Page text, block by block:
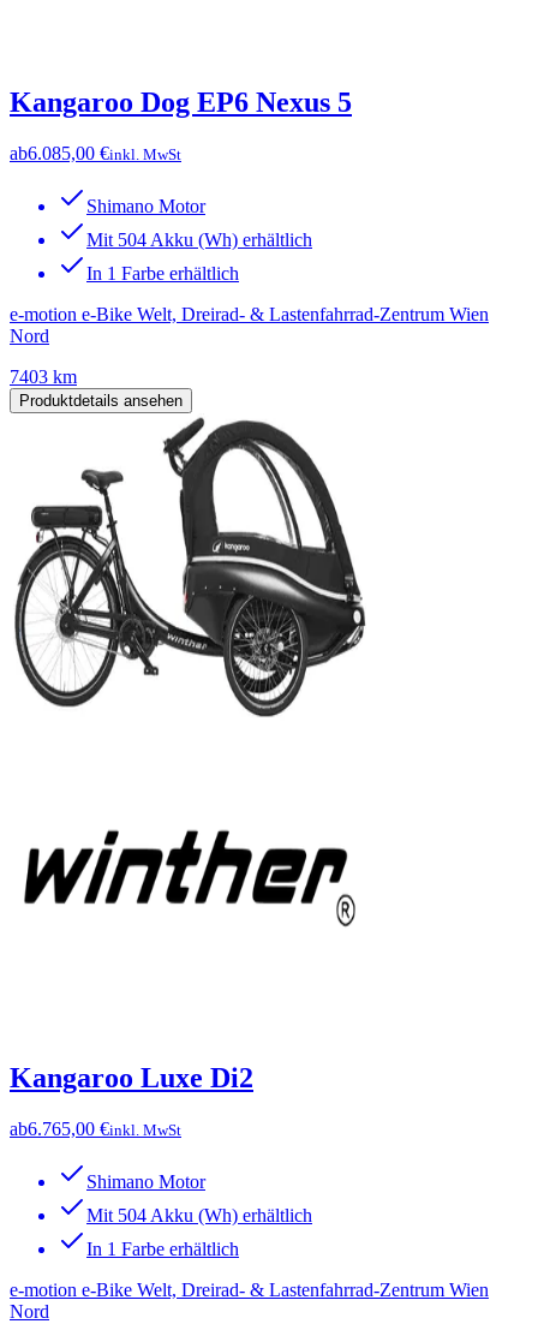
Kangaroo Dog EP6 Nexus 5
ab6.085,00 €inkl. MwSt
Shimano Motor
Mit 504 Akku (Wh) erhältlich
In 1 Farbe erhältlich
e-motion e-Bike Welt, Dreirad- & Lastenfahrrad-Zentrum Wien
Nord
7403 km
Produktdetails ansehen
Kangaroo Luxe Di2
ab6.765,00 €inkl. MwSt
Shimano Motor
Mit 504 Akku (Wh) erhältlich
In 1 Farbe erhältlich
e-motion e-Bike Welt, Dreirad- & Lastenfahrrad-Zentrum Wien
Nord